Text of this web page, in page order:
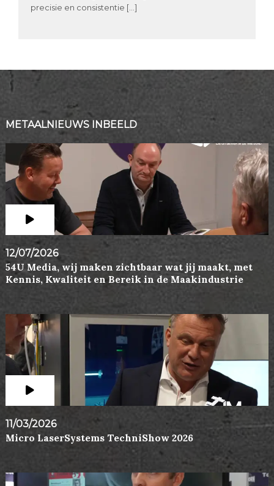
precisie en consistentie […]
METAALNIEUWS INBEELD
12/07/2026
54U Media, wij maken zichtbaar wat jij maakt, met
Kennis, Kwaliteit en Bereik in de Maakindustrie
11/03/2026
Micro LaserSystems TechniShow 2026